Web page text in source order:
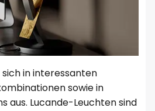
in interessanten
sowie in
aus. Lucande-Leuchten sind